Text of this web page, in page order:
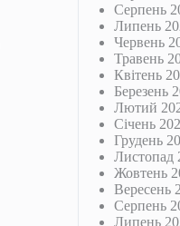
Серпень
Липень
Червень
Травень
Квітень
Березень
Лютий
Січень
Грудень
Листопад
Жовтень
Вересень
Серпень
Липень